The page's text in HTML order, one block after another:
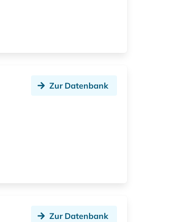
Zur Datenbank
Zur Datenbank